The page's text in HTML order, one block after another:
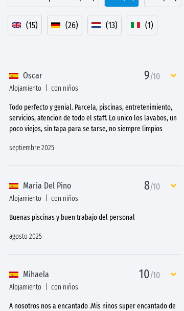
(15) (26) (13) (1)
Oscar 9/10
Alojamiento con niños
Todo perfecto y genial. Parcela, piscinas, entretenimiento,
servicios, atencion de todo el staff. Lo unico los lavabos, un
poco viejos, sin tapa para se tarse, no siempre limpios
septiembre 2025
Maria Del Pino 8/10
Alojamiento con niños
Buenas piscinas y buen trabajo del personal
agosto 2025
Mihaela 10/10
Alojamiento con niños
A nosotros nos a encantado .Mis ninos super encantado de